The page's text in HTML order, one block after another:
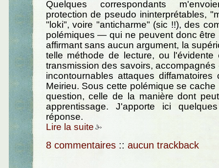
Quelques correspondants
protection de pseudo ininterprétables,
"loki", voire "anticharme" (sic !!), des
polémiques — qui ne peuvent donc
affirmant sans aucun argument, la
telle méthode de lecture, ou l'évidente
transmission des savoirs, accompagnés
incontournables attaques diffamatoires
Meirieu. Sous cette polémique se cache
question, celle de la manière dont
apprentissage. J'apporte ici
réponse.
Lire la suite
8 commentaires :: aucun trackback